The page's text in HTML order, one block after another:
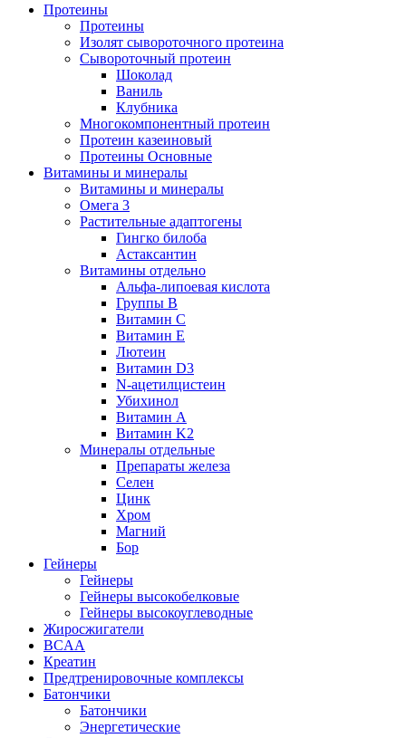
Протеины
Протеины
Изолят сывороточного протеина
Сывороточный протеин
Шоколад
Ваниль
Клубника
Многокомпонентный протеин
Протеин казеиновый
Протеины Основные
Витамины и минералы
Витамины и минералы
Омега 3
Растительные адаптогены
Гингко билоба
Астаксантин
Витамины отдельно
Альфа-липоевая кислота
Группы B
Витамин С
Витамин Е
Лютеин
Витамин D3
N-ацетилцистеин
Убихинол
Витамин А
Витамин K2
Минералы отдельные
Препараты железа
Селен
Цинк
Хром
Магний
Бор
Гейнеры
Гейнеры
Гейнеры высокобелковые
Гейнеры высокоуглеводные
Жиросжигатели
BCAA
Креатин
Предтренировочные комплексы
Батончики
Батончики
Энергетические